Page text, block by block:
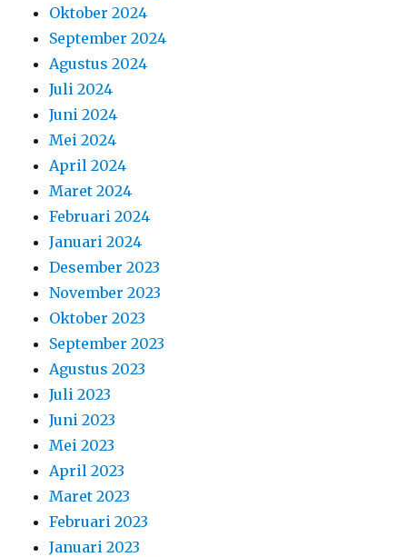
Oktober 2024
September 2024
Agustus 2024
Juli 2024
Juni 2024
Mei 2024
April 2024
Maret 2024
Februari 2024
Januari 2024
Desember 2023
November 2023
Oktober 2023
September 2023
Agustus 2023
Juli 2023
Juni 2023
Mei 2023
April 2023
Maret 2023
Februari 2023
Januari 2023